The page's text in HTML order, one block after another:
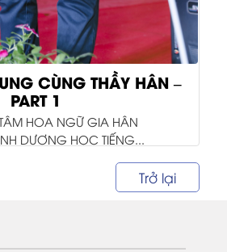
CÙNG THẦY HÂN –
PART 1
TÂM HOA NGỮ GIA HÂN
DƯƠNG HỌC TIẾNG...
Trở lại